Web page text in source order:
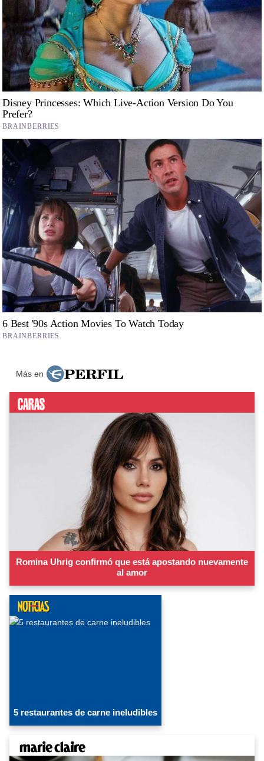
Más en
Romina Uhrig confirmó que está apostando nuevamente
al amor
5 restaurantes de carne ineludibles